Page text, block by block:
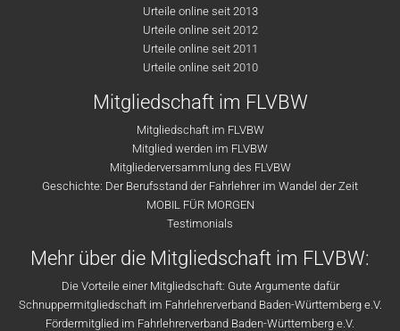
Urteile online seit 2013
Urteile online seit 2012
Urteile online seit 2011
Urteile online seit 2010
Mitgliedschaft im FLVBW
Mitgliedschaft im FLVBW
Mitglied werden im FLVBW
Mitgliederversammlung des FLVBW
Geschichte: Der Berufsstand der Fahrlehrer im Wandel der Zeit
MOBIL FÜR MORGEN
Testimonials
Mehr über die Mitgliedschaft im FLVBW:
Die Vorteile einer Mitgliedschaft: Gute Argumente dafür
Schnuppermitgliedschaft im Fahrlehrerverband Baden-Württemberg e.V.
Fördermitglied im Fahrlehrerverband Baden-Württemberg e.V.